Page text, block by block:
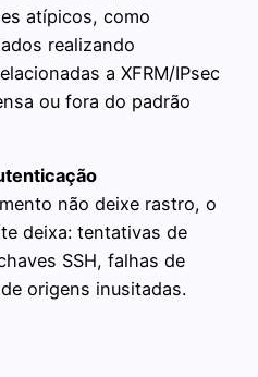
atípicos, como
realizando
a XFRM/IPsec
ou fora do padrão
não deixe rastro, o
deixa: tentativas de
SSH, falhas de
origens inusitadas.